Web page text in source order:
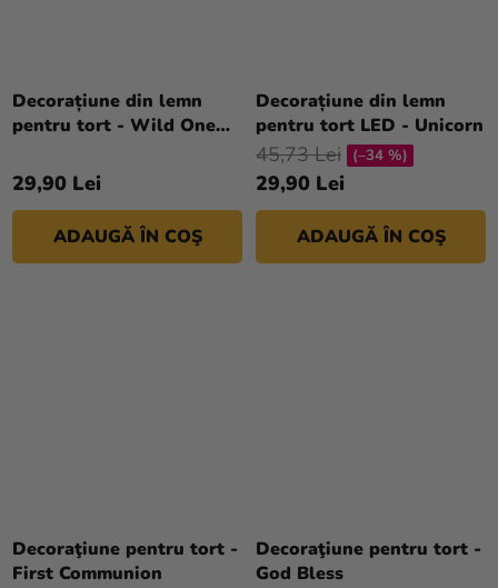
Decorațiune din lemn
pentru tort - Wild One
29,90 Lei
ADAUGĂ ÎN COŞ
Decorațiune din lemn
pentru tort LED - Unicorn
29,90 Lei
45,73 Lei (–34 %)
ADAUGĂ ÎN COŞ
Decoraţiune pentru tort -
First Communion
Decoraţiune pentru tort -
God Bless